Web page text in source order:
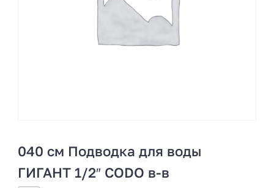
040 см Подводка для воды
ГИГАНТ 1/2″ CODO в-в